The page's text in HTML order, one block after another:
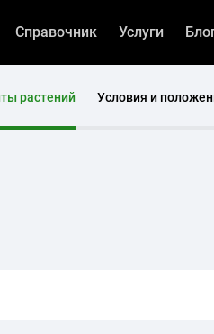
Справочник Услуги
растений Условия и